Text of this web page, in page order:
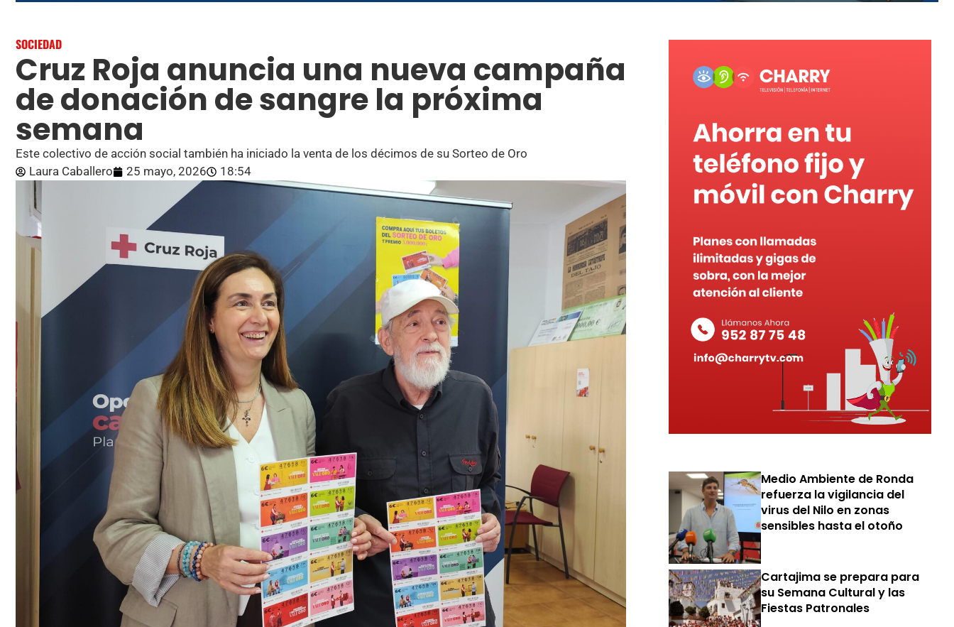
SOCIEDAD
Cruz Roja anuncia una nueva campaña
de donación de sangre la próxima
semana
Este colectivo de acción social también ha iniciado la venta de los décimos de su Sorteo de Oro
Laura Caballero
25 mayo, 2026 18:54
Medio Ambiente de Ronda
refuerza la vigilancia del
virus del Nilo en zonas
sensibles hasta el otoño
Cartajima se prepara para
su Semana Cultural y las
Fiestas Patronales